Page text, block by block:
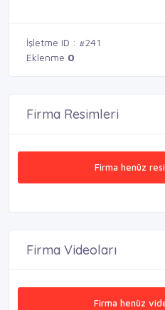
İşletme ID : #241
Eklenme 0
Firma Resimleri
Firma henüz
Firma Videoları
Firma henüz